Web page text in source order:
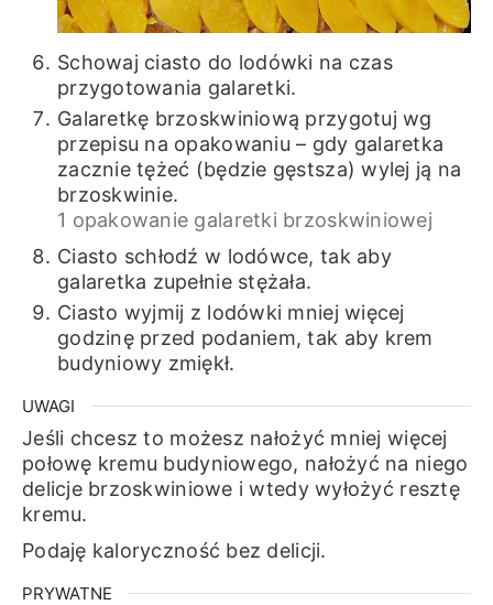
Schowaj ciasto do lodówki na czas
przygotowania galaretki.
Galaretkę brzoskwiniową przygotuj wg
przepisu na opakowaniu – gdy galaretka
zacznie tężeć (będzie gęstsza) wylej ją na
brzoskwinie.
1 opakowanie galaretki brzoskwiniowej
Ciasto schłodź w lodówce, tak aby
galaretka zupełnie stężała.
Ciasto wyjmij z lodówki mniej więcej
godzinę przed podaniem, tak aby krem
budyniowy zmiękł.
UWAGI
Jeśli chcesz to możesz nałożyć mniej więcej
połowę kremu budyniowego, nałożyć na niego
delicje brzoskwiniowe i wtedy wyłożyć resztę
kremu.
Podaję kaloryczność bez delicji.
PRYWATNE